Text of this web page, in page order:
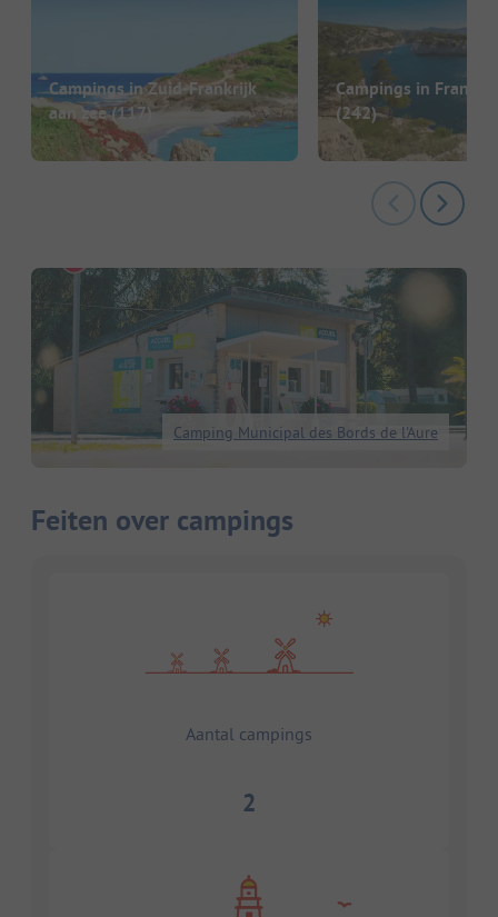
Campings in Zuid-Frankrijk
aan zee(117)
Campings in
(242)
Camping Municipal des Bords de l'Aure
Feiten over campings
Aantal campings
2